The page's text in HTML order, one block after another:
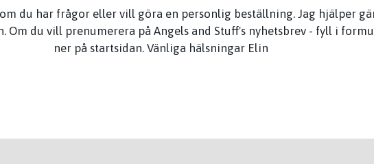
du har frågor eller vill göra en personlig beställning. Jag hjälper
Om du vill prenumerera på Angels and Stuff's nyhetsbrev - fyll i
ner på startsidan. Vänliga hälsningar Elin